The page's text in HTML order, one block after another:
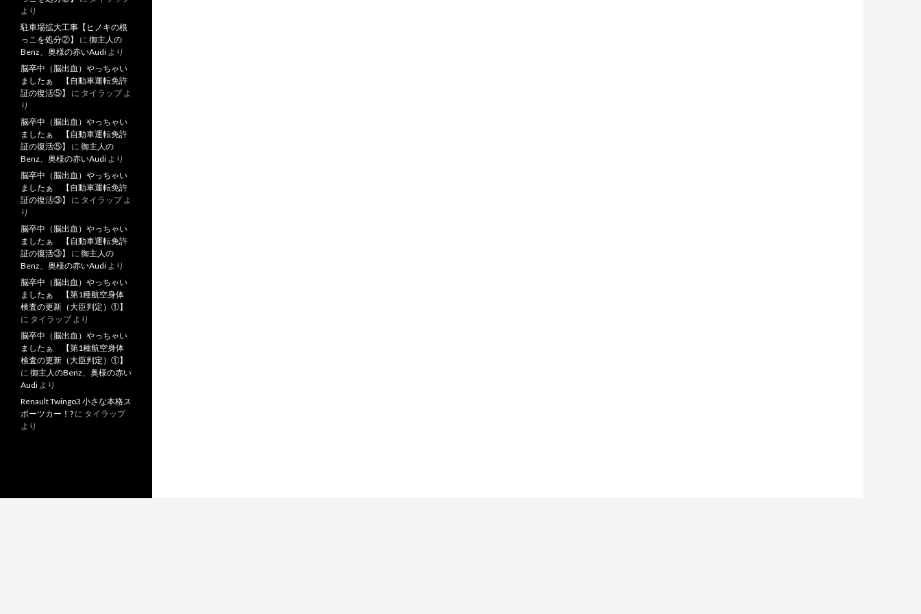
より
駐車場拡大工事【ヒノキの根
っこを処分②】
に 御主人の
Benz、奥様の赤いAudi より
脳卒中（脳出血）やっちゃい
ましたぁ 【自動車運転免許
証の復活⑤】
に タイラップよ
り
脳卒中（脳出血）やっちゃい
ましたぁ 【自動車運転免許
証の復活⑤】
に 御主人の
Benz、奥様の赤いAudi より
脳卒中（脳出血）やっちゃい
ましたぁ 【自動車運転免許
証の復活③】
に タイラップよ
り
脳卒中（脳出血）やっちゃい
ましたぁ 【自動車運転免許
証の復活③】
に 御主人の
Benz、奥様の赤いAudi より
脳卒中（脳出血）やっちゃい
ましたぁ 【第1種航空身体
検査の更新（大臣判定）①】
に タイラップより
脳卒中（脳出血）やっちゃい
ましたぁ 【第1種航空身体
検査の更新（大臣判定）①】
に 御主人のBenz、奥様の赤い
Audi より
Renault Twingo3 小さな本格ス
ポーツカー！? に タイラップ
より